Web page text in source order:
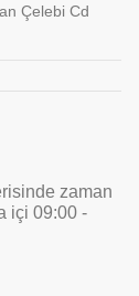
Çelebi Cd
zaman
içi 09:00 -